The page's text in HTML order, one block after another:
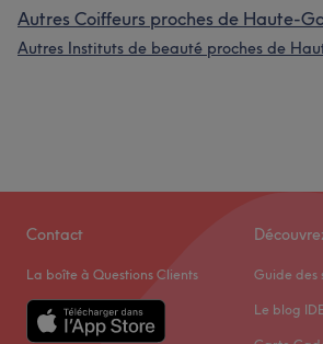
Autres Coiffeurs proches de Haute-
Autres Instituts de beauté proches de
Contact
La boîte à Questions Clients Guide des
Le blog